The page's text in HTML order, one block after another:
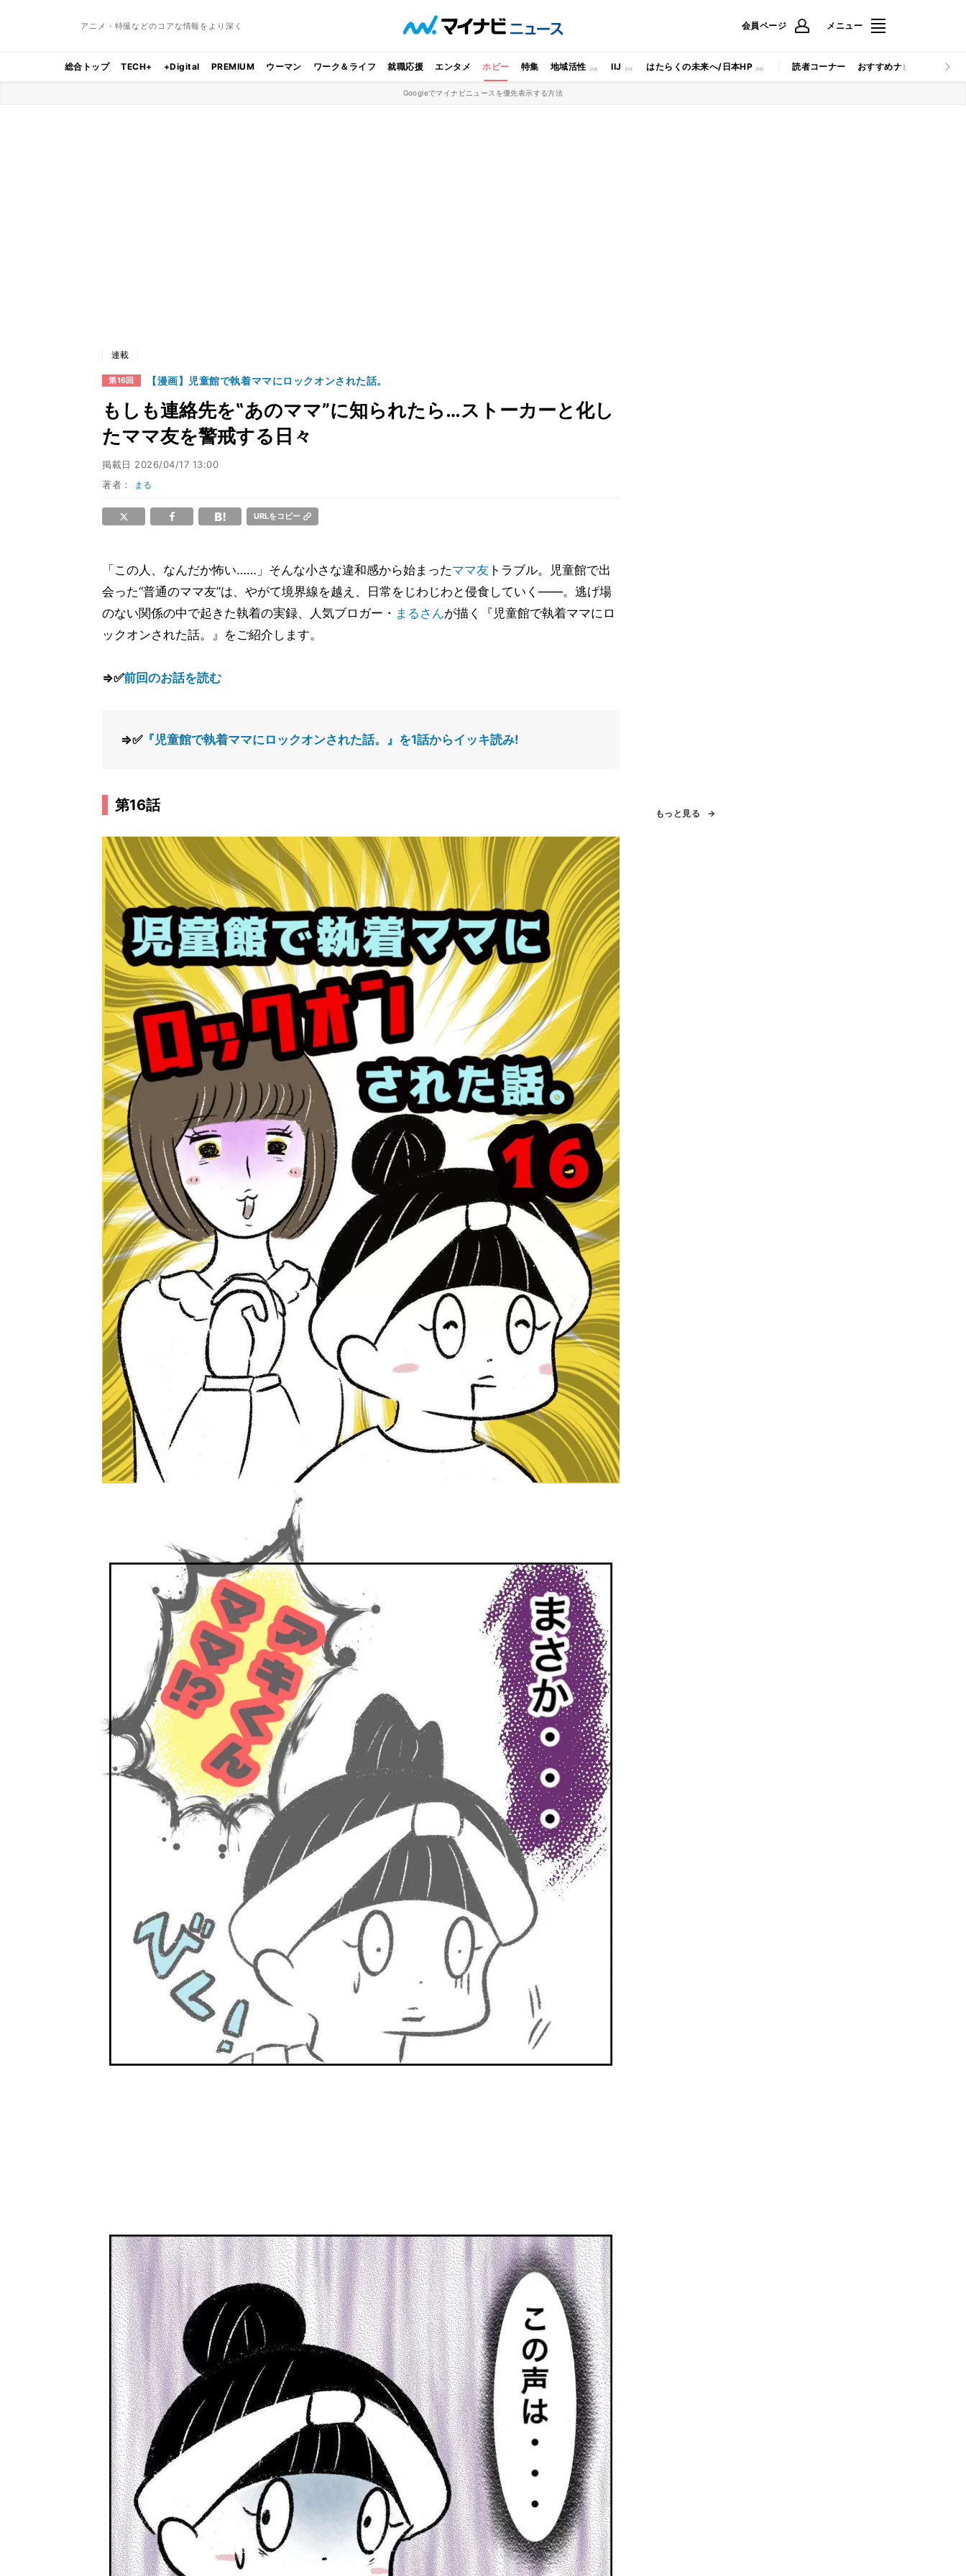
アニメ・特撮などのコアな情報をより深く 会員ページ メニュー
総合トップ TECH+ +Digital PREMIUM ウーマン ワーク＆ライフ 就職応援 エンタメ ホビー 特集 地域活性 IIJ はたらくの未来へ/日本HP 読者コーナー おすすめナビ マイナビ
Googleでマイナビニュースを優先表示する方法
連載
第16回 【漫画】児童館で執着ママにロックオンされた話。
もしも連絡先を‟あのママ”に知られたら…ストーカーと化し
たママ友を警戒する日々
掲載日 2026/04/17 13:00
著者：
まる
URLをコピー
「この人、なんだか怖い……」そんな小さな違和感から始まったママ友 トラブル。児童館で出
会った“普通のママ友”は、やがて境界線を越え、日常をじわじわと侵食していく――。逃げ場
のない関係の中で起きた執着の実録、人気ブロガー・ まるさんが描く『児童館で執着ママにロ
ックオンされた話。』をご紹介します。
⇒✅前回のお話を読む
⇒✅『児童館で執着ママにロックオンされた話。』を1話からイッキ読み!
第16話 もっと見る